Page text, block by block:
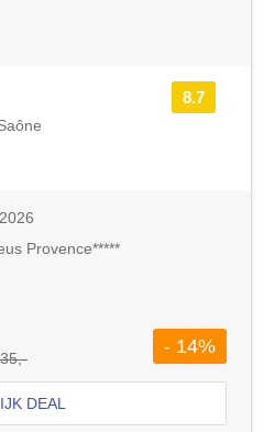
8.7
Provence*****
- 14%
DEAL